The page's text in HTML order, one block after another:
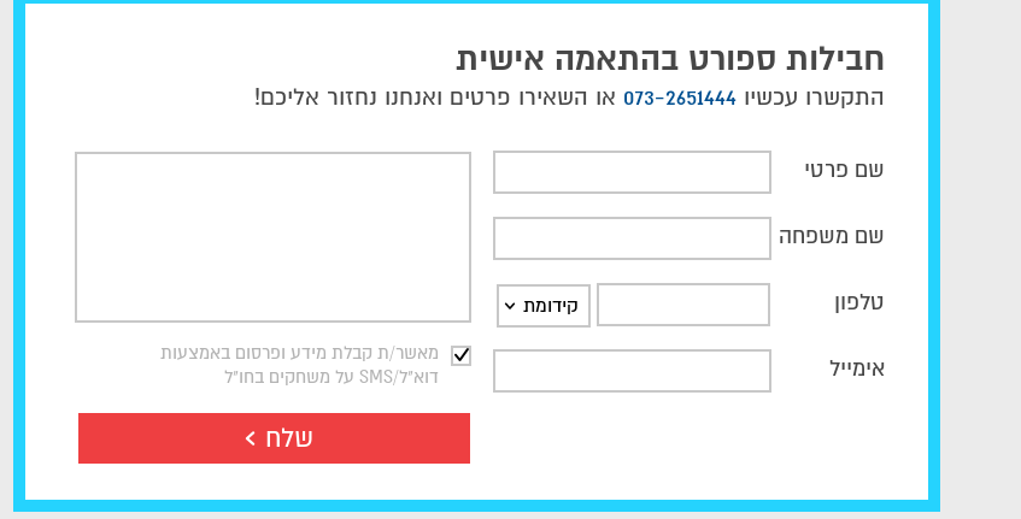
חבילות ספורט בהתאמה אישית
התקשרו עכשיו073-2651444 או השאירו פרטים ואנחנו נחזור אליכם!
שם פרטי
שם משפחה
טלפון קידומת
אימייל
מאשר/ת קבלת מידע ופרסום באמצעות
דוא"ל/SMS על משחקים בחו"ל
שלח